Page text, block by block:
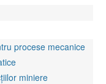
procese mecanice
miniere